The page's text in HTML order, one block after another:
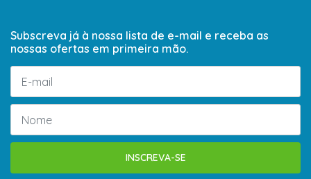
Subscreva já à nossa lista de e-mail e receba as
nossas ofertas em primeira mão.
INSCREVA-SE